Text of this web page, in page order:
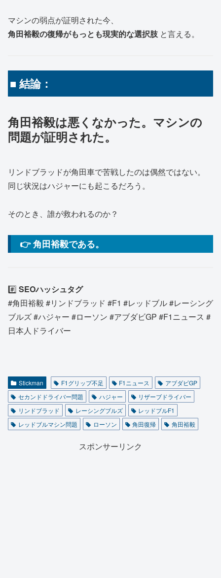
マシンの弱点が証明された今、
角田裕毅の復帰がもっとも現実的な選択肢 と言える。
■ 結論：
角田裕毅は悪くなかった。マシンの
問題が証明された。
リンドブラッドが角田車で苦戦したのは偶然ではない。
同じ状況はハジャーにも起こるだろう。
そのとき、誰が救われるのか？
👉 角田裕毅である。
#️⃣ SEOハッシュタグ
#角田裕毅 #リンドブラッド #F1 #レッドブル #レーシング
ブルズ #ハジャー #ローソン #アブダビGP #F1ニュース #
日本人ドライバー
Stickman F1グリップ不足 F1ニュース
アブダビGP
セカンドドライバー問題
ハジャー
リザーブドライバー
リンドブラッド
レーシングブルズ
レッドブルF1
レッドブルマシン問題
ローソン 角田復帰 角田裕毅
スポンサーリンク